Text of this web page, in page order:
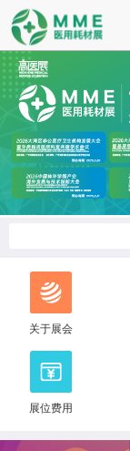
关于展会
展位费用